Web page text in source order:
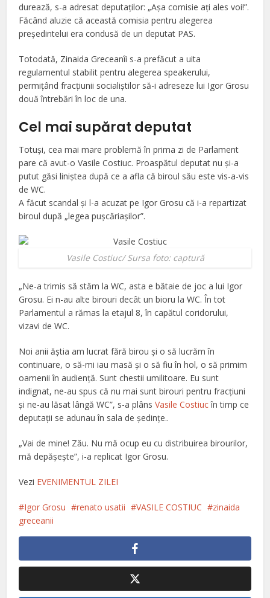
durează, s-a adresat deputaţilor: „Aşa comisie aţi ales voi!”.
Făcând aluzie că această comisia pentru alegerea
preşedintelui era condusă de un deputat PAS.
Totodată, Zinaida Greceanîi s-a prefăcut a uita
regulamentul stabilit pentru alegerea speakerului,
permiţând fracţiunii socialiştilor să-i adreseze lui Igor Grosu
două întrebări în loc de una.
Cel mai supărat deputat
Totuşi, cea mai mare problemă în prima zi de Parlament
pare că avut-o Vasile Costiuc. Proaspătul deputat nu şi-a
putut găsi liniştea după ce a afla că biroul său este vis-a-vis
de WC.
A făcut scandal şi l-a acuzat pe Igor Grosu că i-a repartizat
biroul după „legea puşcăriaşilor”.
Vasile Costiuc/ Sursa foto: captură
„Ne-a trimis să stăm la WC, asta e bătaie de joc a lui Igor
Grosu. Ei n-au alte birouri decât un bioru la WC. În tot
Parlamentul a rămas la etajul 8, în capătul coridorului,
vizavi de WC.
Noi anii ăștia am lucrat fără birou și o să lucrăm în
continuare, o să-mi iau masă și o să fiu în hol, o să primim
oamenii în audiență. Sunt chestii umilitoare. Eu sunt
indignat, ne-au spus că nu mai sunt birouri pentru fracțiuni
și ne-au lăsat lângă WC”, s-a plânsVasile Costiucîn timp ce
deputaţii se adunau în sala de şedinţe..
„Vai de mine! Zău. Nu mă ocup eu cu distribuirea birourilor,
mă depășește”, i-a replicat Igor Grosu.
Vezi EVENIMENTUL ZILEI
Igor Grosu renato usatii VASILE COSTIUC
zinaida
greceanii